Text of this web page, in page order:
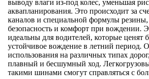
выводу влаги из-под колес, уменьшая
аквапланирования. Это происходит за
каналов и специальной формулы резины,
безопасность и комфорт при вождении.
идеальны для водителей, которые ценят
устойчивое вождение в летний период.
использования на различных типах
плавный и бесшумный ход.
такими шинами смогут справляться с